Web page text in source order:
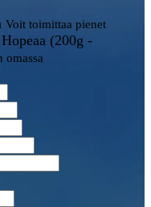
Voit toimittaa pienet
Hopeaa (200g -
omassa